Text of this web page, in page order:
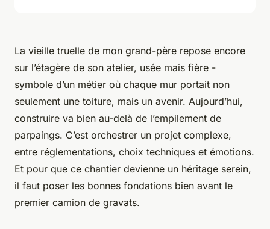
La vieille truelle de mon grand-père repose encore
sur l’étagère de son atelier, usée mais fière -
symbole d’un métier où chaque mur portait non
seulement une toiture, mais un avenir. Aujourd’hui,
construire va bien au-delà de l’empilement de
parpaings. C’est orchestrer un projet complexe,
entre réglementations, choix techniques et émotions.
Et pour que ce chantier devienne un héritage serein,
il faut poser les bonnes fondations bien avant le
premier camion de gravats.